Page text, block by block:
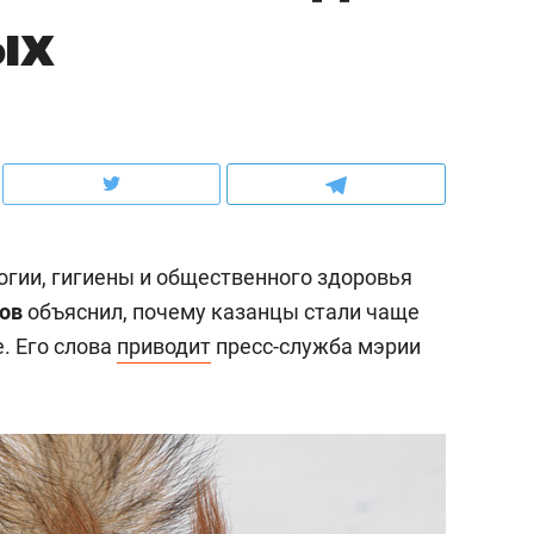
гигиены и общественного здоровья
объяснил, почему казанцы стали чаще
Его слова приводит пресс-служба мэрии
налогах и развитии без кредитов
прораб Наталья
«Ремонт вместе
за 2 миллиона –
Рекомендуем